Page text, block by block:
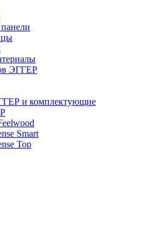
ЭГГЕР
и комплектующие
Smart
Top